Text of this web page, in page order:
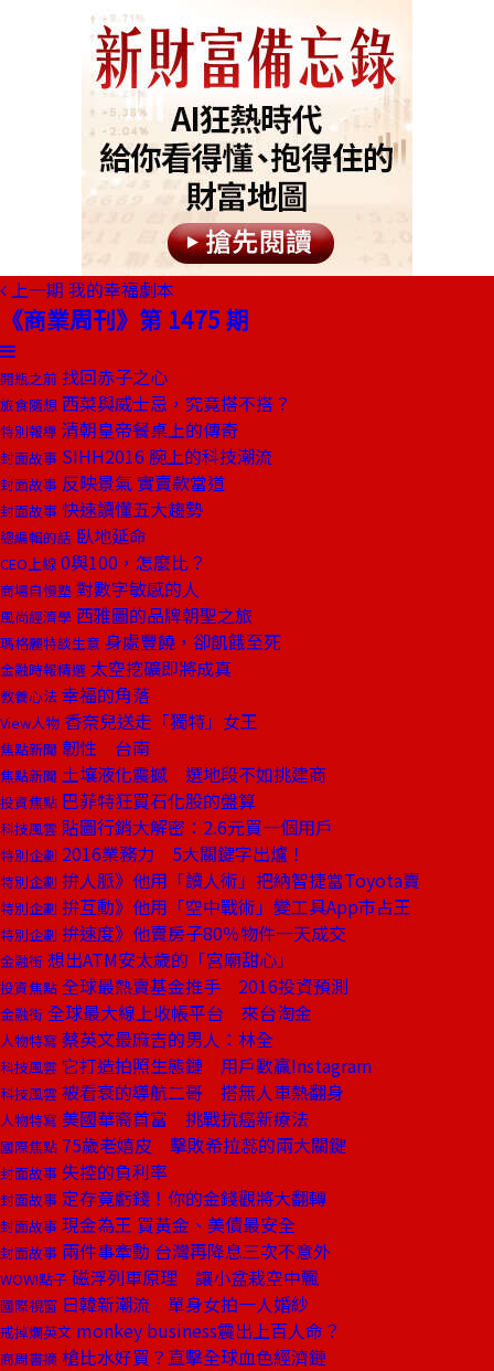
上一期 我的幸福劇本
《商業周刊》第 1475 期
開瓶之前 找回赤子之心
旅食隨想 西菜與威士忌，究竟搭不搭？
特別報導 清朝皇帝餐桌上的傳奇
封面故事 SIHH2016 腕上的科技潮流
封面故事 反映景氣 實賣款當道
封面故事 快速讀懂五大趨勢
總編輯的話 臥地延命
CEO上線 0與100，怎麼比？
商場自慢塾 對數字敏感的人
風尚經濟學 西雅圖的品牌朝聖之旅
瑪格麗特談生意 身處豐饒，卻飢餓至死
金融時報精選 太空挖礦即將成真
教養心法 幸福的角落
View人物 香奈兒送走「獨特」女王
焦點新聞 韌性 台南
焦點新聞 土壤液化震撼 選地段不如挑建商
投資焦點 巴菲特狂買石化股的盤算
科技風雲 貼圖行銷大解密：2.6元買一個用戶
特別企劃 2016業務力 5大關鍵字出爐！
特別企劃 拚人脈》他用「讀人術」把納智捷當Toyota賣
特別企劃 拚互動》他用「空中戰術」變工具App市占王
特別企劃 拚速度》他賣房子80％物件一天成交
金融街 想出ATM安太歲的「宮廟甜心」
投資焦點 全球最熱賣基金推手 2016投資預測
金融街 全球最大線上收帳平台 來台淘金
人物特寫 蔡英文最麻吉的男人：林全
科技風雲 它打造拍照生態鏈 用戶數贏Instagram
科技風雲 被看衰的導航二哥 搭無人車熱翻身
人物特寫 美國華裔首富 挑戰抗癌新療法
國際焦點 75歲老嬉皮 擊敗希拉蕊的兩大關鍵
封面故事 失控的負利率
封面故事 定存竟虧錢！你的金錢觀將大翻轉
封面故事 現金為王 買黃金、美債最安全
封面故事 兩件事牽動 台灣再降息三次不意外
WOW!點子 磁浮列車原理 讓小盆栽空中飄
國際視窗 日韓新潮流 單身女拍一人婚紗
戒掉爛英文 monkey business震出上百人命？
商周書摘 槍比水好買？直擊全球血色經濟鏈